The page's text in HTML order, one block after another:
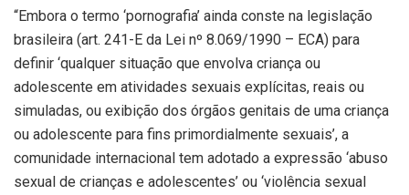
“Embora o termo ‘pornografia’ ainda conste na legislação
brasileira (art. 241-E da Lei nº 8.069/1990 – ECA) para
definir ‘qualquer situação que envolva criança ou
adolescente em atividades sexuais explícitas, reais ou
simuladas, ou exibição dos órgãos genitais de uma criança
ou adolescente para fins primordialmente sexuais’, a
comunidade internacional tem adotado a expressão ‘abuso
sexual de crianças e adolescentes’ ou ‘violência sexual